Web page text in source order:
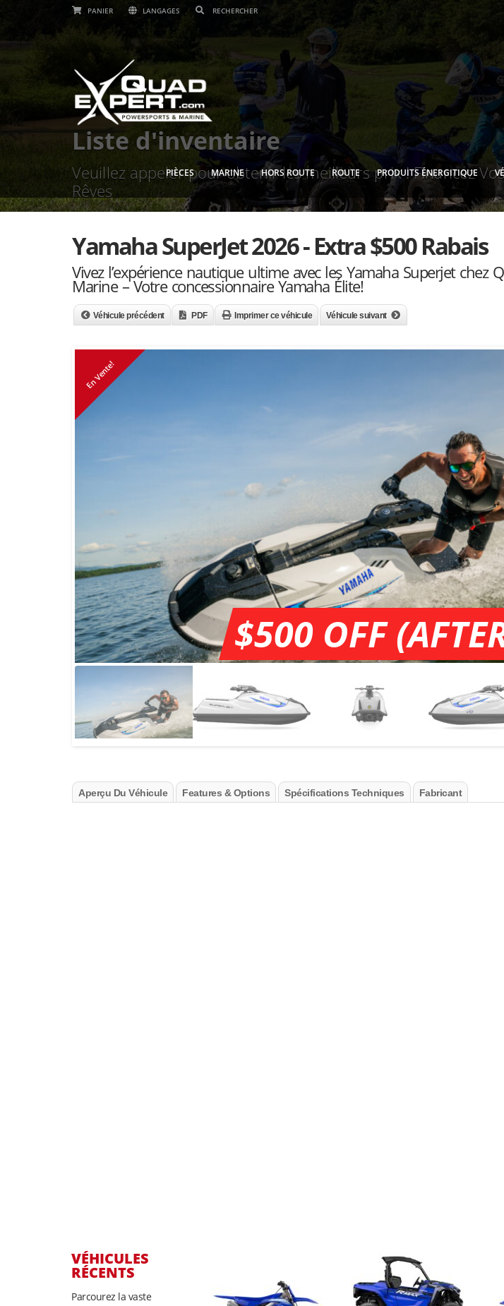
PANIER LANGAGES
PIÈCES MARINE HORS ROUTE ROUTE PRODUITS ÉNERGITIQUE
Liste d'inventaire
Veuillez appeler pour obtenir les meilleurs prix ! Financez
Rêves
Yamaha SuperJet 2026 - Extra $500 Rabais
Vivez l’expérience nautique ultime avec les Yamaha Superjet chez
Marine – Votre concessionnaire Yamaha Élite!
Véhicule précédent PDF Imprimer ce véhicule Véhicule suivant
En Vente!
$500 OFF
Aperçu Du Véhicule Features & Options Spécifications Techniques Fabricant
VÉHICULES
RÉCENTS
Parcourez la vaste